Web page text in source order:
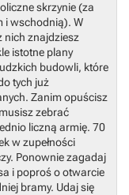
skrzynie (za
i wschodnią). W
nich znajdziesz
istotne plany
budowli, które
tych już
Zanim opuścisz
zebrać
liczną armię. 70
w zupełności
Ponownie zagadaj
i poproś o otwarcie
bramy. Udaj się